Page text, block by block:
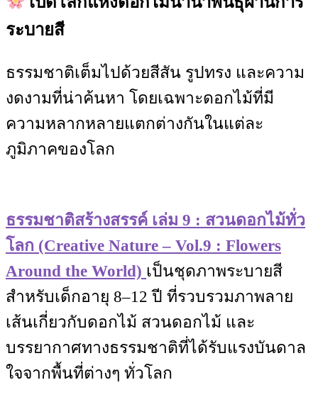
ระบายสี
ธรรมชาติเต็มไปด้วยสีสัน รูปทรง และความ
งดงามที่น่าค้นหา โดยเฉพาะดอกไม้ที่มี
ความหลากหลายแตกต่างกันในแต่ละ
ภูมิภาคของโลก
ธรรมชาติสร้างสรรค์ เล่ม 9 : สวนดอกไม้ทั่ว
โลก (Creative Nature – Vol.9 : Flowers
Around the World) เป็นชุดภาพระบายสี
สำหรับเด็กอายุ 8–12 ปี ที่รวบรวมภาพลาย
เส้นเกี่ยวกับดอกไม้ สวนดอกไม้ และ
บรรยากาศทางธรรมชาติที่ได้รับแรงบันดาล
ใจจากพื้นที่ต่างๆ ทั่วโลก